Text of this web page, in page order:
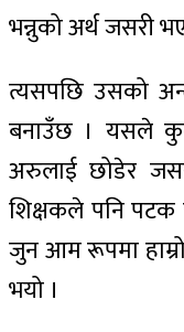
भन्नुको अर्थ जसरी
त्यसपछि उसको
बनाउँछ । यसले
अरुलाई छोडेर
शिक्षकले पनि पटक
जुन आम रूपमा
भयो ।